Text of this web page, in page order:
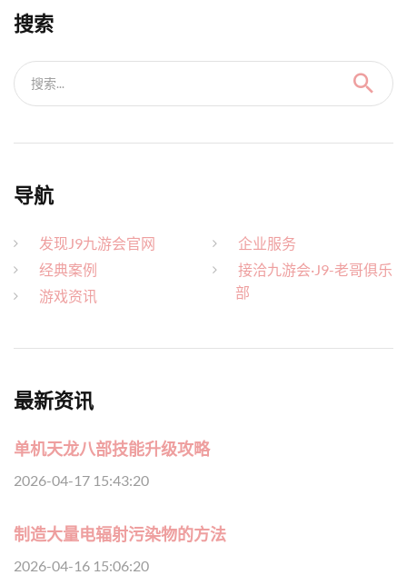
搜索
搜索...
导航
发现J9九游会官网
经典案例
游戏资讯
企业服务
接洽九游会·J9-老哥俱乐
部
最新资讯
单机天龙八部技能升级攻略
2026-04-17 15:43:20
制造大量电辐射污染物的方法
2026-04-16 15:06:20